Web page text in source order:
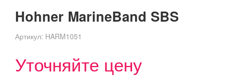
Hohner MarineBand SBS
Артикул: HARM1051
Уточняйте цену